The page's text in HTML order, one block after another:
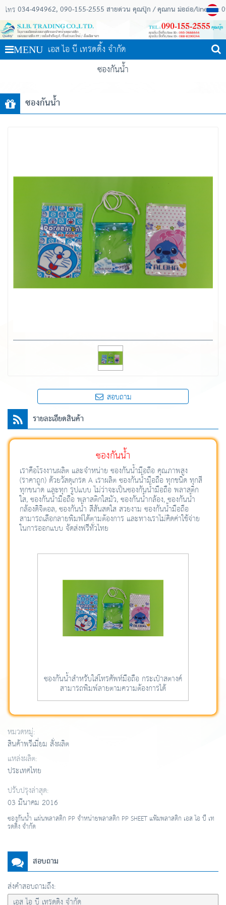
โทร 034-494962 090-155-2555 สายด่วน คุณปุ๊ก / คุณกัน มือถือ/line ID :
MENU เอส ไอ บี เทรดดิ้ง จำกัด
ซองกันน้ำ
ซองกันน้ำ
สอบถาม
รายละเอียดสินค้า
ซองกันน้ำ
เราคือโรงงานผลิต และจำหน่าย ซองกันน้ำมือถือ คุณภาพสูง
(ราคาถูก) ด้วยวัสดุเกรด A เราผลิต ซองกันน้ำมือถือ ทุกชนิด ทุกสี
ทุกขนาด และทุก รูปแบบ ไม่ว่าจะเป็นซองกันน้ำมือถือ พลาสติก
ใส, ซองกันน้ำมือถือ พลาสติกใสมัว, ซองกันน้ำกล้อง, ซองกันน้ำ
กล้องดิจิตอล, ซองกันน้ำ สีสันสดใส สวยงาม ซองกันน้ำมือถือ
สามารถเลือกลายพิมพ์ได้ตามต้องการ และทางเราไม่คิดค่าใช้จ่าย
ในการออกแบบ จัดส่งฟรีทั่วไทย
ซองกันน้ำสำหรับใส่โทรศัพท์มือถือ กระเป๋าสตางค์
สามารถพิมพ์ลายตามความต้องการได้
หมวดหมู่:
สินค้าพรีเมี่ยม สั่งผลิต
แหล่งผลิต:
ประเทศไทย
ปรับปรุงล่าสุด:
03 มีนาคม 2016
ซองกันน้ำ แผ่นพลาสติก PP จำหน่ายพลาสติก PP SHEET แฟ้มพลาสติก เอส ไอ บี เท
รดดิ้ง จำกัด
สอบถาม
ส่งคำสอบถามถึง: